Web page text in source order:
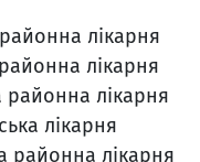
лікарня
лікарня
лікарня
лікарня
районна лікарня